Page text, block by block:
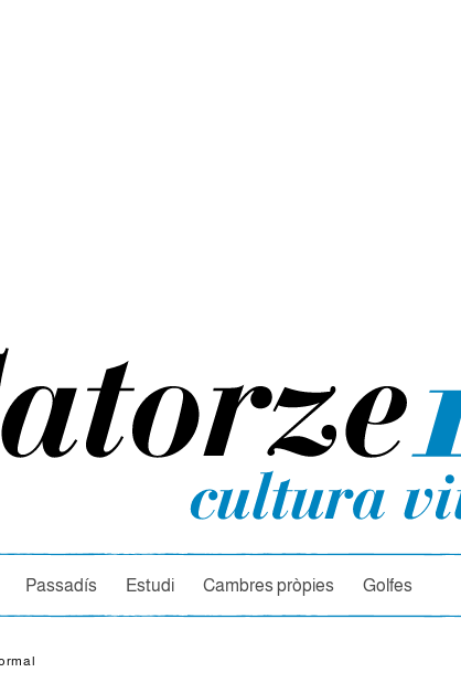
Passadís Estudi Cambres pròpies Golfes